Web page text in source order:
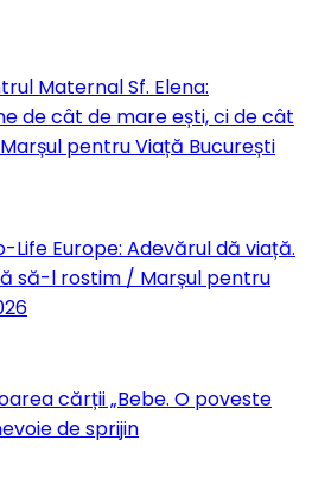
Maternal Sf. Elena:
de cât de mare ești, ci de cât
pentru Viață București
Life Europe: Adevărul dă viață.
să-l rostim / Marșul pentru
cărții „Bebe. O poveste
de sprijin